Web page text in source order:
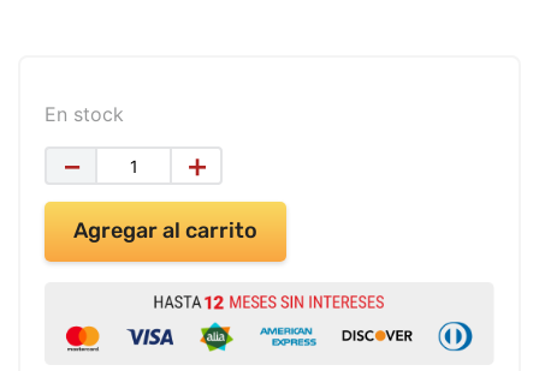
En stock
＋
－
Agregar al carrito